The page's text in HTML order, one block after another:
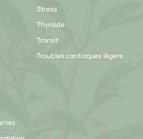
Stress
Thyroïde
Transit
Troubles cardiaques légers